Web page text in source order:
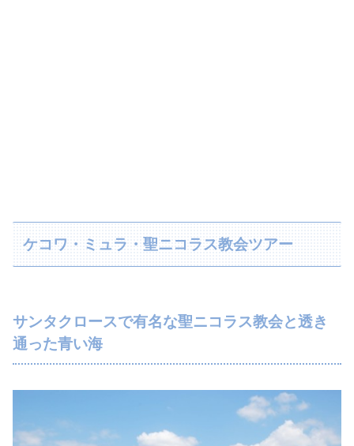
ケコワ・ミュラ・聖ニコラス教会ツアー
サンタクロースで有名な聖ニコラス教会と透き
通った青い海